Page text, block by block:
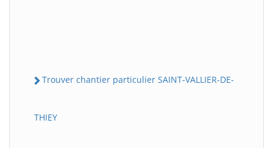
Trouver chantier particulier SAINT-VALLIER-DE-
THIEY